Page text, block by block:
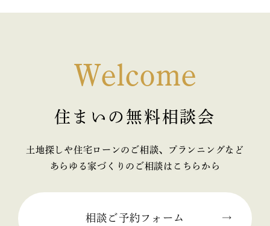
Welcome
住まいの無料相談会
土地探しや住宅ローンのご相談、プランニングなど
あらゆる家づくりのご相談はこちらから
相談ご予約フォーム